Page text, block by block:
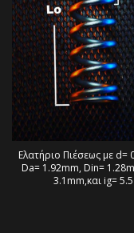
Ελατήριο Πιέσεως με d=
Da= 1.92mm, Din=
3.1mm,και ig= 5.5